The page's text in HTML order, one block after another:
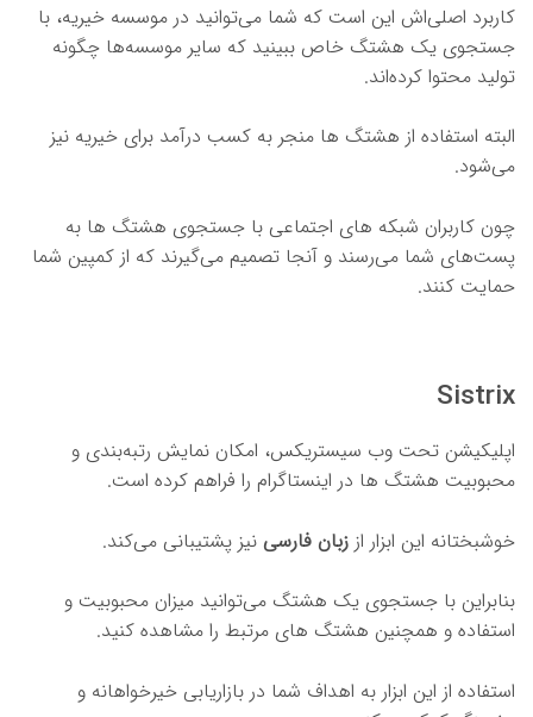
کاربرد اصلی‌اش این است که شما می‌توانید در موسسه خیریه، با
جستجوی یک هشتگ خاص ببینید که سایر موسسه‌ها چگونه
تولید محتوا کرده‌اند.
البته استفاده از هشتگ ها منجر به کسب درآمد برای خیریه نیز
می‌شود.
چون کاربران شبکه های اجتماعی با جستجوی هشتگ ها به
پست‌های شما می‌رسند و آنجا تصمیم می‌گیرند که از کمپین شما
حمایت کنند.
Sistrix
اپلیکیشن تحت وب سیستریکس، امکان نمایش رتبه‌بندی و
محبوبیت هشتگ ها در اینستاگرام را فراهم کرده است.
خوشبختانه این ابزار از زبان فارسی نیز پشتیبانی می‌کند.
بنابراین با جستجوی یک هشتگ می‌توانید میزان محبوبیت و
استفاده و همچنین هشتگ های مرتبط را مشاهده کنید.
استفاده از این ابزار به اهداف شما در بازاریابی خیرخواهانه و